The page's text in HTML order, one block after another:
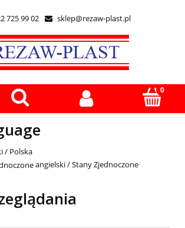
725 99 02  sklep@rezaw-plast.pl
/ Polska
angielski / Stany Zjednoczone